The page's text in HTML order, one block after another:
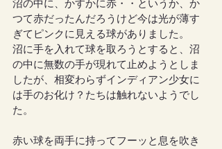
沼の中に、かすかに赤・・というか、か
つて赤だったんだろうけど今は光が薄す
ぎてピンクに見える球がありました。
沼に手を入れて球を取ろうとすると、沼
の中に無数の手が現れて止めようとしま
したが、相変わらずインディアン少女に
は手のお化け？たちは触れないようでし
た。
赤い球を両手に持ってフーッと息を吹き